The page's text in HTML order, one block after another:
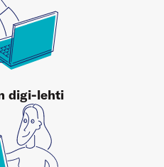
digi-lehti